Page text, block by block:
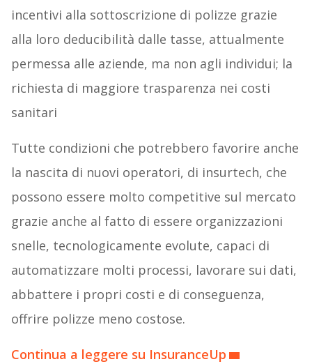
incentivi alla sottoscrizione di polizze grazie
alla loro deducibilità dalle tasse, attualmente
permessa alle aziende, ma non agli individui; la
richiesta di maggiore trasparenza nei costi
sanitari
Tutte condizioni che potrebbero favorire anche
la nascita di nuovi operatori, di insurtech, che
possono essere molto competitive sul mercato
grazie anche al fatto di essere organizzazioni
snelle, tecnologicamente evolute, capaci di
automatizzare molti processi, lavorare sui dati,
abbattere i propri costi e di conseguenza,
offrire polizze meno costose.
Continua a leggere su InsuranceUp